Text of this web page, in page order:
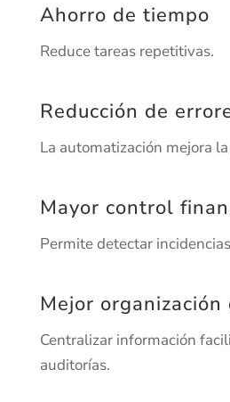
Ahorro de tiempo
Reduce tareas repetitivas.
Reducción de
La automatización mejora
Mayor control
Permite detectar
Mejor
Centralizar información
auditorías.